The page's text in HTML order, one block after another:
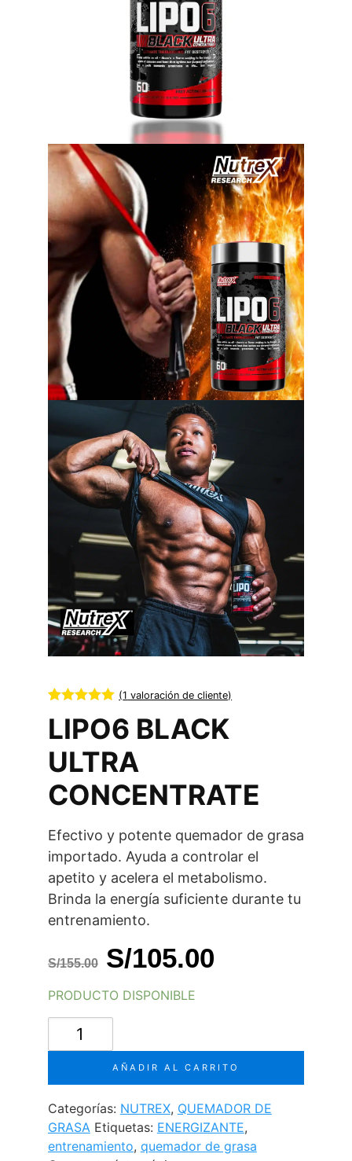
de 5 en
base a
valoración de
un cliente
(1 valoración de cliente)
LIPO6 BLACK
ULTRA
CONCENTRATE
Efectivo y potente quemador de grasa
importado. Ayuda a controlar el
apetito y acelera el metabolismo.
Brinda la energía suficiente durante tu
entrenamiento.
S/155.00
El
precio
original
era:
S/155.00.
S/105.00El
es:
S/105.00.
PRODUCTO DISPONIBLE
LIPO6
BLACK
CONCENTRATE
cantidad
AÑADIR AL CARRITO
Categorías: NUTREX, QUEMADOR DE
GRASA Etiquetas: ENERGIZANTE,
entrenamiento, quemador de grasa